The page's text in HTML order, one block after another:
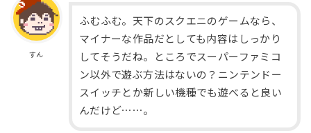
すん
ふむふむ。天下のスクエニのゲームなら、
マイナーな作品だとしても内容はしっかり
してそうだね。ところでスーパーファミコ
ン以外で遊ぶ方法はないの？ニンテンドー
スイッチとか新しい機種でも遊べると良い
んだけど⋯⋯。